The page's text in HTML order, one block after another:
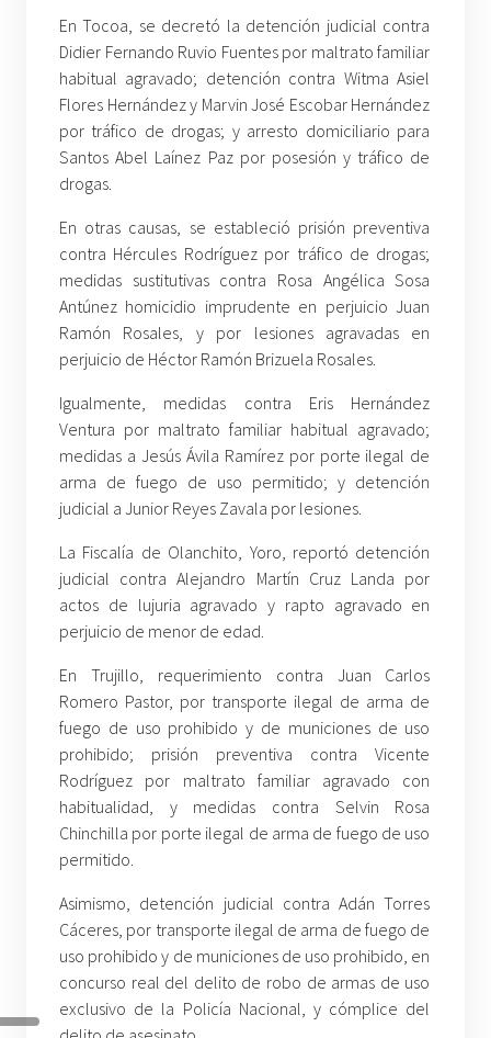
En Tocoa, se decretó la detención judicial contra
Didier Fernando Ruvio Fuentes por maltrato familiar
habitual agravado; detención contra Witma Asiel
Flores Hernández y Marvin José Escobar Hernández
por tráfico de drogas; y arresto domiciliario para
Santos Abel Laínez Paz por posesión y tráfico de
drogas.
En otras causas, se estableció prisión preventiva
contra Hércules Rodríguez por tráfico de drogas;
medidas sustitutivas contra Rosa Angélica Sosa
Antúnez homicidio imprudente en perjuicio Juan
Ramón Rosales, y por lesiones agravadas en
perjuicio de Héctor Ramón Brizuela Rosales.
Igualmente, medidas contra Eris Hernández
Ventura por maltrato familiar habitual agravado;
medidas a Jesús Ávila Ramírez por porte ilegal de
arma de fuego de uso permitido; y detención
judicial a Junior Reyes Zavala por lesiones.
La Fiscalía de Olanchito, Yoro, reportó detención
judicial contra Alejandro Martín Cruz Landa por
actos de lujuria agravado y rapto agravado en
perjuicio de menor de edad.
En Trujillo, requerimiento contra Juan Carlos
Romero Pastor, por transporte ilegal de arma de
fuego de uso prohibido y de municiones de uso
prohibido; prisión preventiva contra Vicente
Rodríguez por maltrato familiar agravado con
habitualidad, y medidas contra Selvin Rosa
Chinchilla por porte ilegal de arma de fuego de uso
permitido.
Asimismo, detención judicial contra Adán Torres
Cáceres, por transporte ilegal de arma de fuego de
uso prohibido y de municiones de uso prohibido, en
concurso real del delito de robo de armas de uso
exclusivo de la Policía Nacional, y cómplice del